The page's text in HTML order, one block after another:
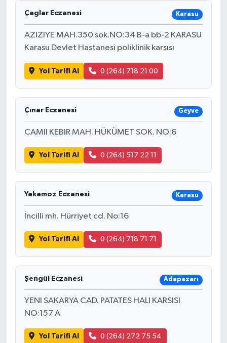
Çaglar Eczanesi Karasu
AZIZIYE MAH.350 sok.NO:34 B-a bb-2 KARASU
Karasu Devlet Hastanesi poliklinik karşısı
Yol Tarifi Al 0 (264) 718 21 00
Çınar Eczanesi Geyve
CAMII KEBIR MAH. HÜKÜMET SOK. NO:6
Yol Tarifi Al 0 (264) 517 22 11
Yakamoz Eczanesi Karasu
İncilli mh. Hürriyet cd. No:16
Yol Tarifi Al 0 (264) 718 71 71
Şengül Eczanesi Adapazarı
YENI SAKARYA CAD. PATATES HALI KARSISI
NO:157 A
Yol Tarifi Al 0 (264) 272 75 54